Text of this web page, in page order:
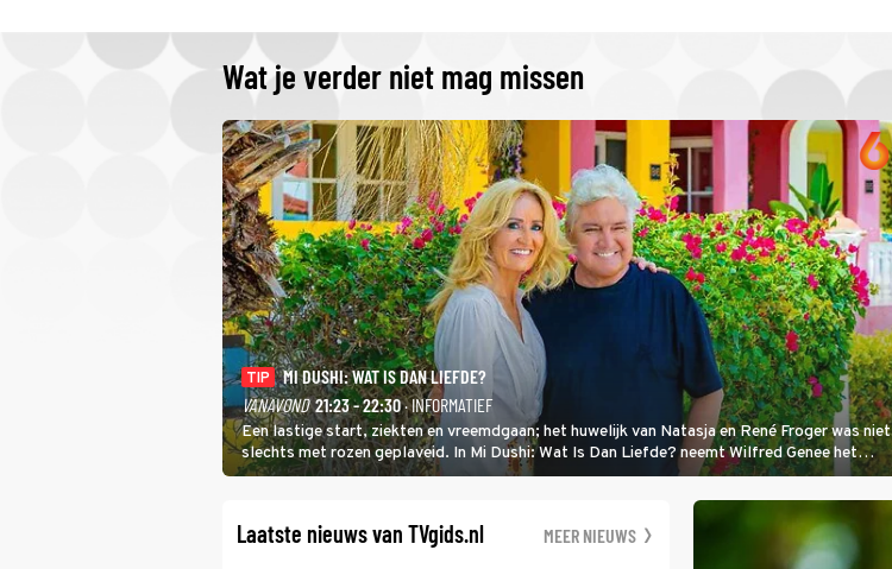
Wat je verder niet mag missen
TIP
MI DUSHI: WAT IS DAN LIEFDE?
VANAVOND 21:23 - 22:30· INFORMATIEF
Een lastige start, ziekten en vreemdgaan; het huwelijk van Natasja en René Froger was niet
slechts met rozen geplaveid. In Mi Dushi: Wat Is Dan Liefde? neemt Wilfred Genee het
showbizzkoppel mee uit vissen om het over de liefde te hebben.
Laatste nieuws van TVgids.nl MEER NIEUWS